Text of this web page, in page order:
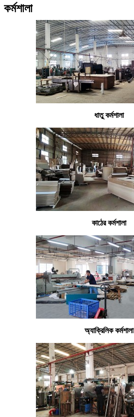
কর্মশালা
ধাতু কর্মশালা
কাঠের কর্মশালা
অ্যাক্রিলিক কর্মশালা